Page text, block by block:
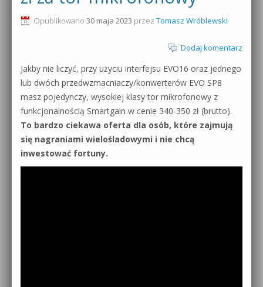
Produkcja muzyczna od podstaw
Sound Forge od podstaw
Dubstep z syntezatorem Massive
Kontakt 5 Kompendium
Pakiety
0dB.pl - informacje
Materiały dla mediów
Archiwum aktualności
Polityka prywatności
Regulamin
Opublikowano 30 maja 2023 przez Tomasz Wróblewski
Dodaj komentarz
Jakby nie liczyć, przy użyciu interfejsu EVO16 oraz jednego
lub dwóch przedwzmacniaczy/konwerterów EVO SP8
masz pojedynczy, wysokiej klasy tor mikrofonowy z
funkcjonalnością Smartgain w cenie 340-350 zł (brutto).
To bardzo ciekawa oferta dla osób, które zajmują
się nagraniami wielośladowymi i nie chcą
inwestować fortuny.